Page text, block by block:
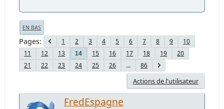
EN BAS
Pages 1 2 3 4 5 6 7 8 9
10
11
12 13 14 15 16 17 18 19
20
21
22 23 24 25 26 ... 86
Actions de l'utilisateur
FredEspagne